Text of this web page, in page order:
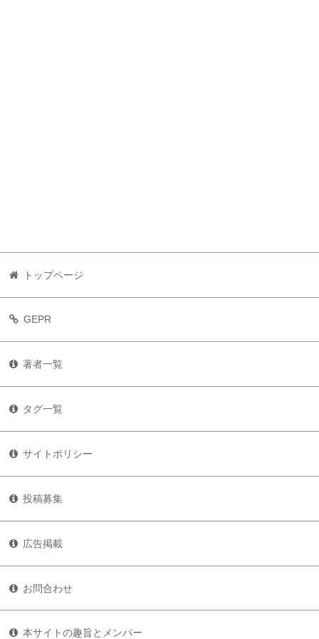
トップページ
GEPR
著者一覧
タグ一覧
サイトポリシー
投稿募集
広告掲載
お問合わせ
本サイトの趣旨とメンバー